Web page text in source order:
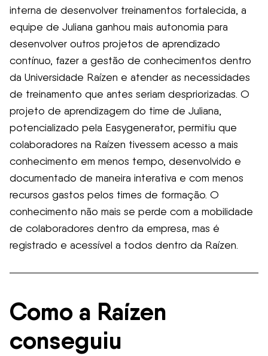
interna de desenvolver treinamentos fortalecida, a
equipe de Juliana ganhou mais autonomia para
desenvolver outros projetos de aprendizado
contínuo, fazer a gestão de conhecimentos dentro
da Universidade Raízen e atender as necessidades
de treinamento que antes seriam despriorizadas. O
projeto de aprendizagem do time de Juliana,
potencializado pela Easygenerator, permitiu que
colaboradores na Raízen tivessem acesso a mais
conhecimento em menos tempo, desenvolvido e
documentado de maneira interativa e com menos
recursos gastos pelos times de formação. O
conhecimento não mais se perde com a mobilidade
de colaboradores dentro da empresa, mas é
registrado e acessível a todos dentro da Raízen.
Como a Raízen
conseguiu